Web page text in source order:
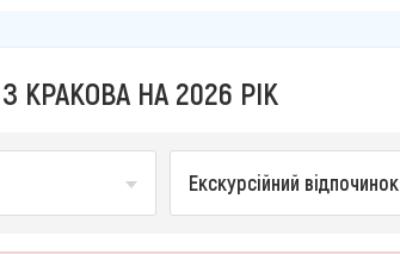
КРАКОВА НА 2026 РІК
Екскурсійний відпочинок